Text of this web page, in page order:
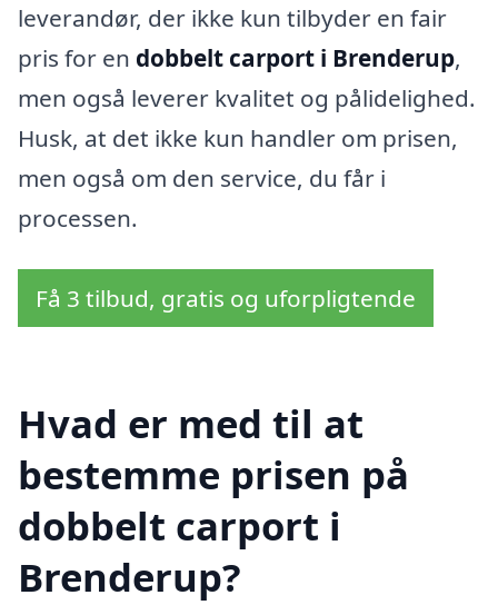
leverandør, der ikke kun tilbyder en fair
pris for en dobbelt carport i Brenderup,
men også leverer kvalitet og pålidelighed.
Husk, at det ikke kun handler om prisen,
men også om den service, du får i
processen.
Få 3 tilbud, gratis og uforpligtende
Hvad er med til at
bestemme prisen på
dobbelt carport i
Brenderup?